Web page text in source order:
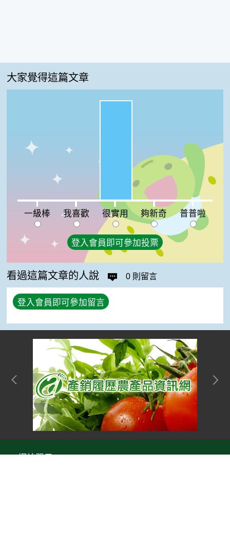
大家覺得這篇文章
一級棒:0% 我喜歡:0% 夠新奇:0%普普啦:0%
一級棒 我喜歡 很實用 夠新奇 普普啦
登入會員即可參加投票
看過這篇文章的人說 0 則留言
登入會員即可參加留言
網站單元